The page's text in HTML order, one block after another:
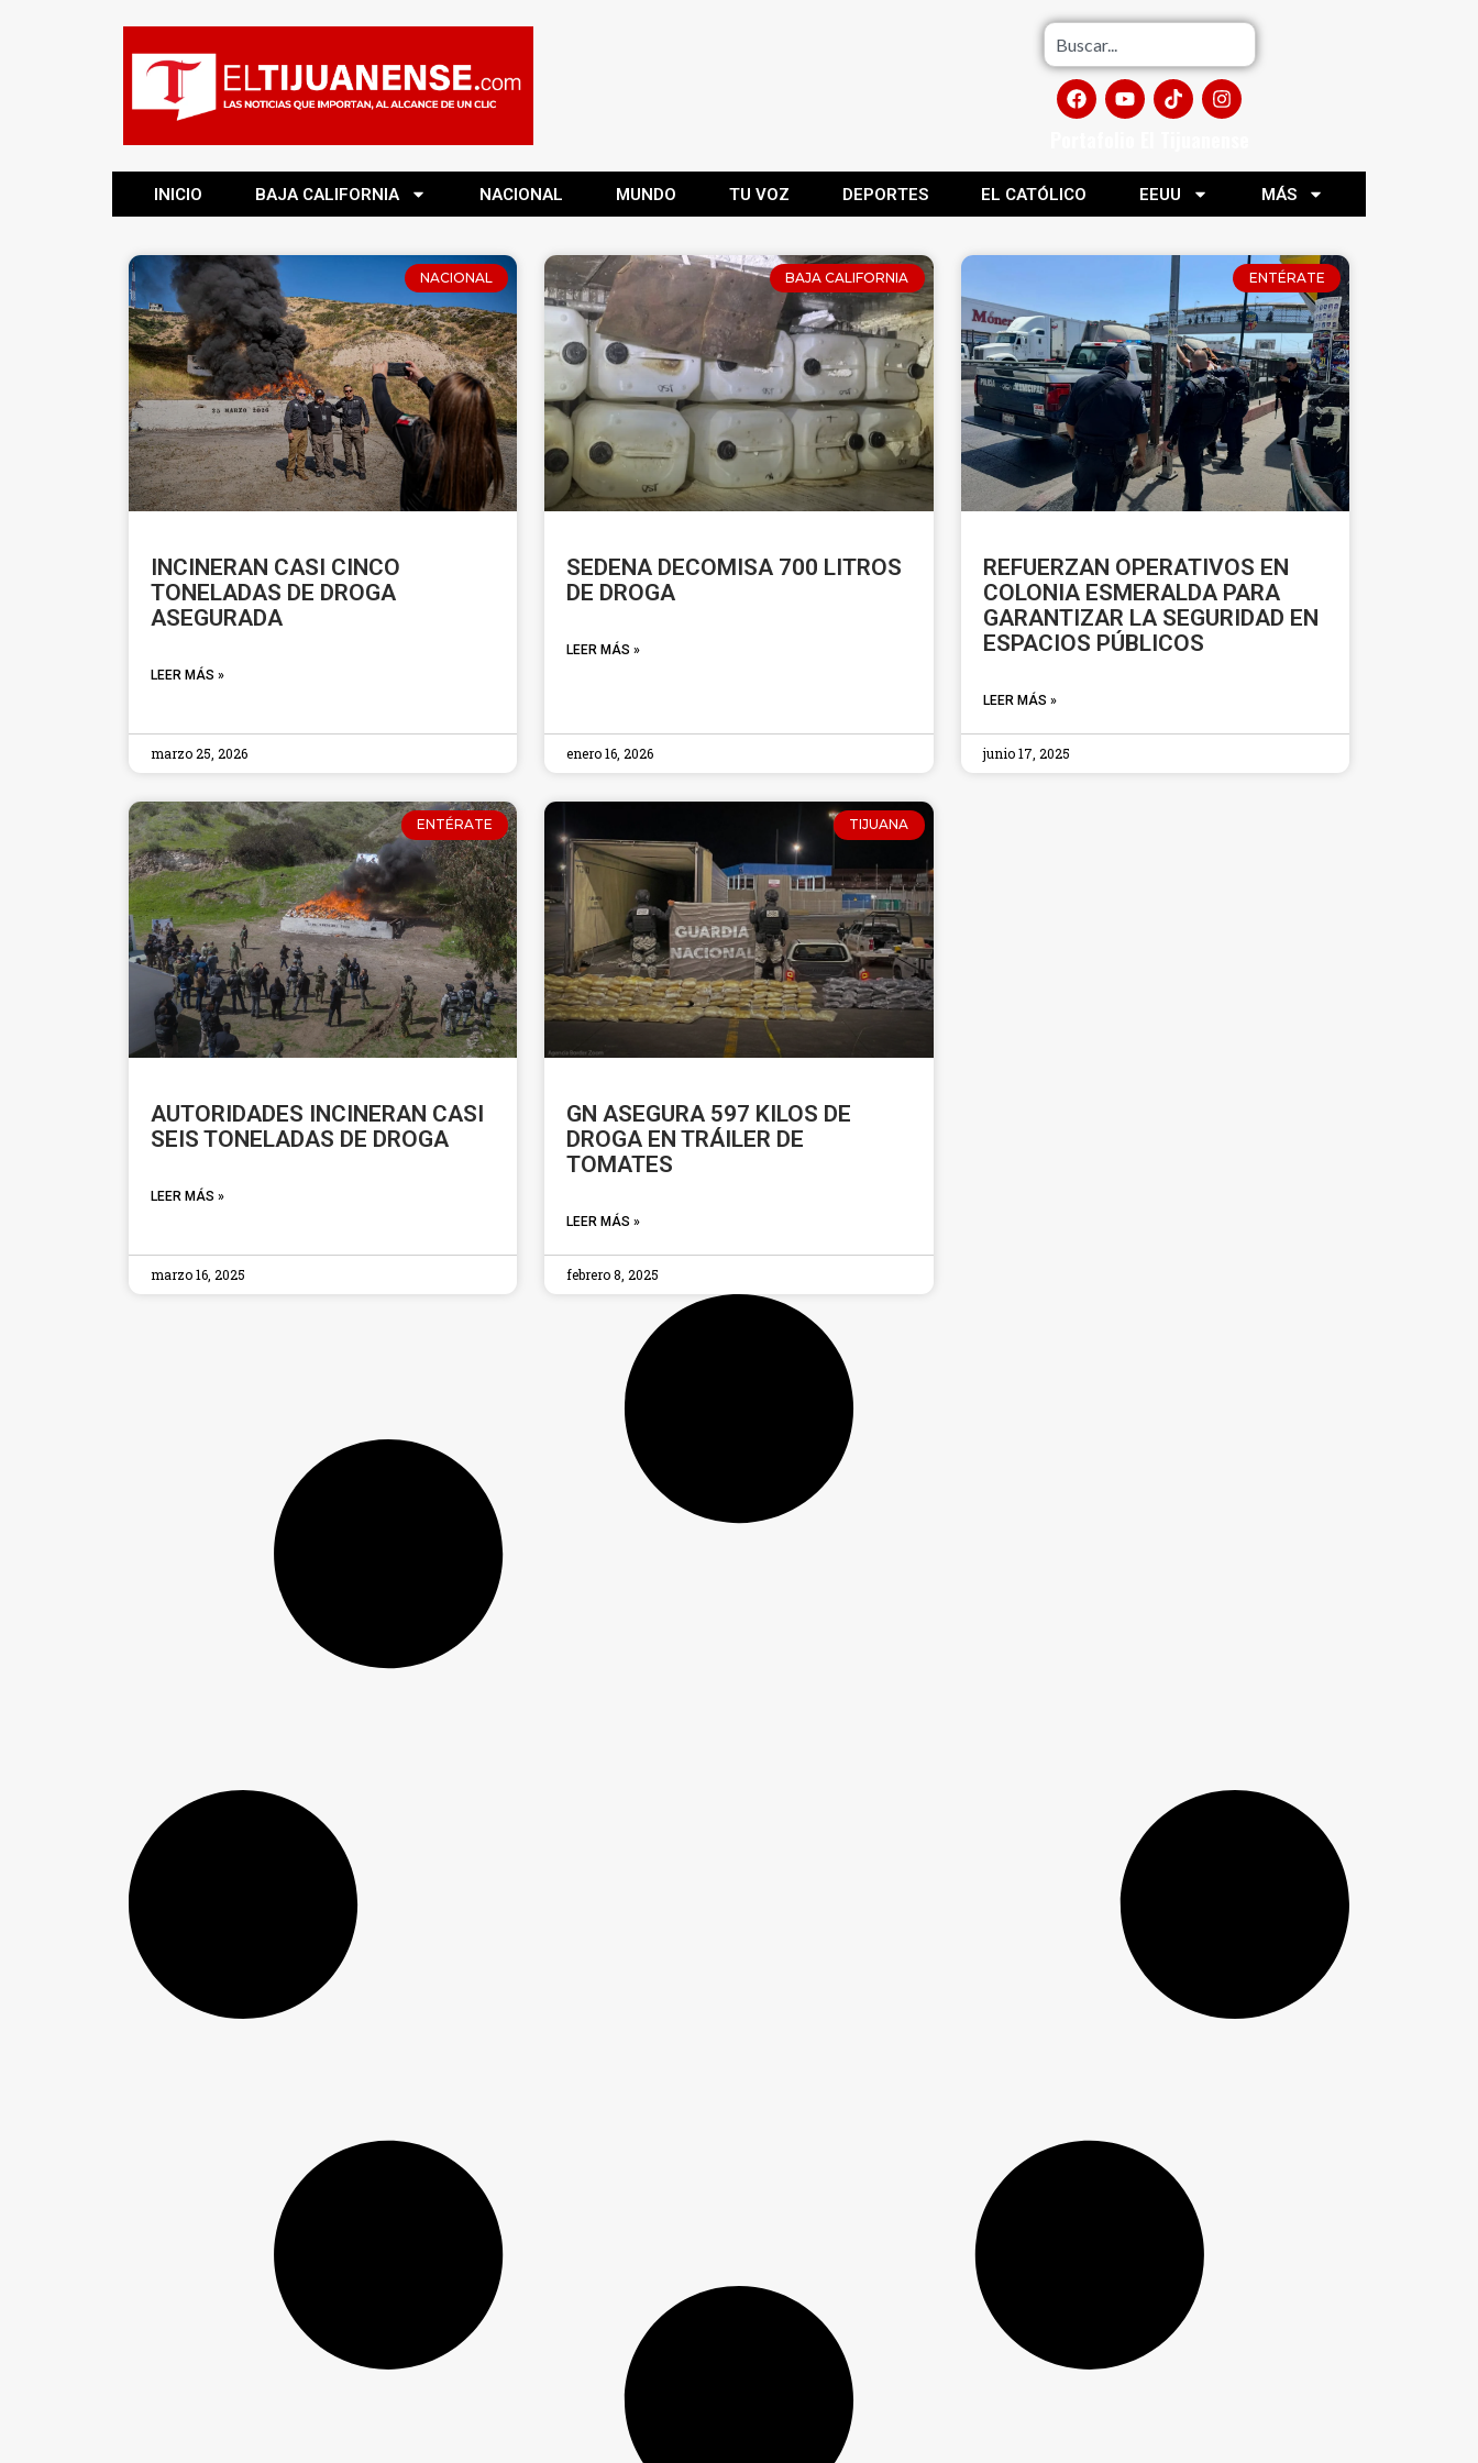
INICIO BAJA CALIFORNIA NACIONAL MUNDO TU VOZ DEPORTES EL CATÓLICO EEUU MÁS
NACIONAL
INCINERAN CASI CINCO
TONELADAS DE DROGA
ASEGURADA
LEER MÁS »
marzo 25, 2026
BAJA CALIFORNIA
SEDENA DECOMISA 700 LITROS
DE DROGA
LEER MÁS »
enero 16, 2026
ENTÉRATE
REFUERZAN OPERATIVOS EN
COLONIA ESMERALDA PARA
GARANTIZAR LA SEGURIDAD EN
ESPACIOS PÚBLICOS
LEER MÁS »
junio 17, 2025
ENTÉRATE
AUTORIDADES INCINERAN CASI
SEIS TONELADAS DE DROGA
LEER MÁS »
marzo 16, 2025
TIJUANA
GN ASEGURA 597 KILOS DE
DROGA EN TRÁILER DE
TOMATES
LEER MÁS »
febrero 8, 2025